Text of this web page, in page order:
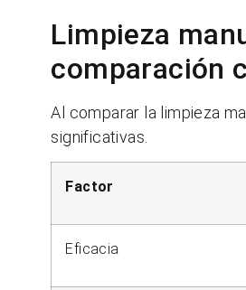
Limpieza
comparación
Al comparar la limpieza
significativas.
Factor
Eficacia